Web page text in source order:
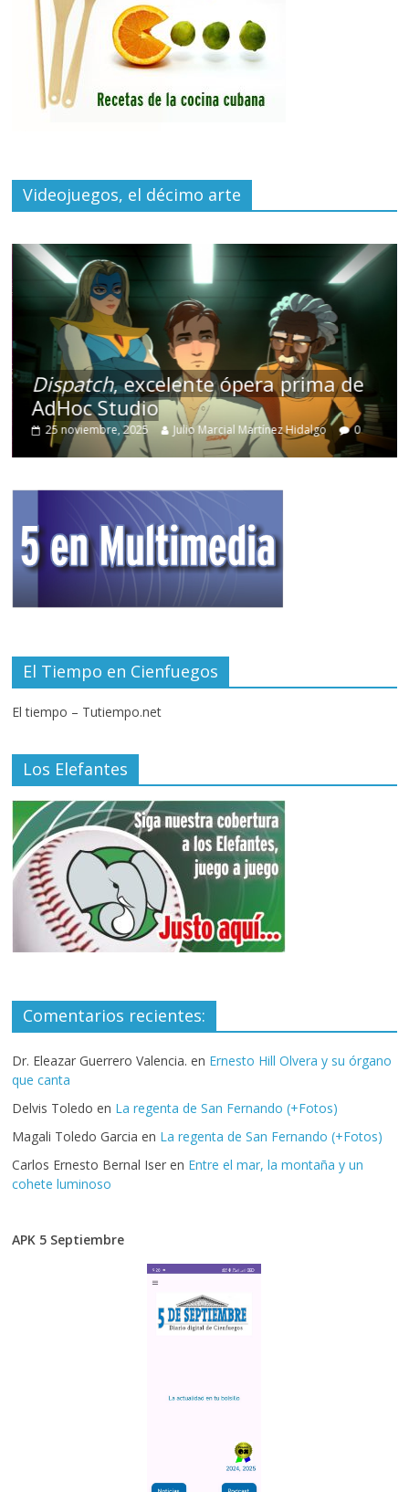
Videojuegos, el décimo arte
Dispatch, excelente ópera prima de
AdHoc Studio
25 noviembre, 2025 Julio Marcial Martínez Hidalgo 0
El Tiempo en Cienfuegos
El tiempo – Tutiempo.net
Los Elefantes
Comentarios recientes:
Dr. Eleazar Guerrero Valencia. en Ernesto Hill Olvera y su órgano
que canta
Delvis Toledo en La regenta de San Fernando (+Fotos)
Magali Toledo Garcia en La regenta de San Fernando (+Fotos)
Carlos Ernesto Bernal Iser en Entre el mar, la montaña y un
cohete luminoso
APK 5 Septiembre